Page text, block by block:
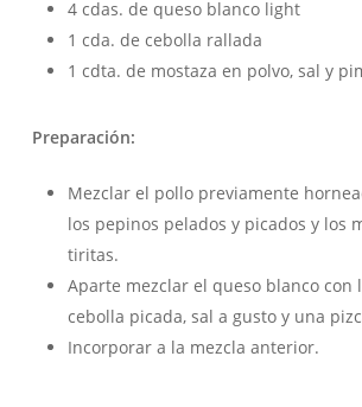
4 cdas. de queso blanco light
1 cda. de cebolla rallada
1 cdta. de mostaza en polvo, sal y
Preparación:
Mezclar el pollo previamente
los pepinos pelados y picados y los
tiritas.
Aparte mezclar el queso blanco con
cebolla picada, sal a gusto y una
Incorporar a la mezcla anterior.